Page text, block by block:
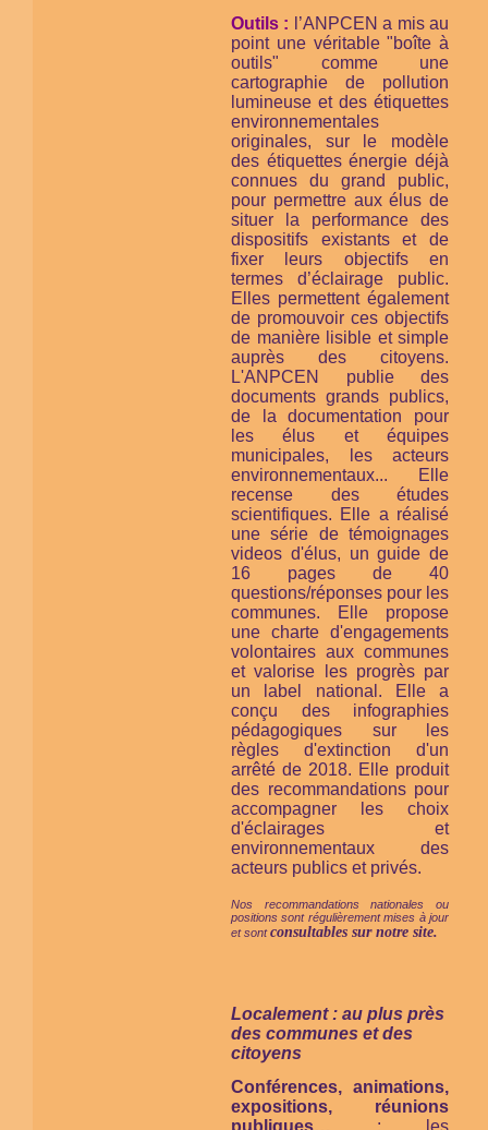
Outils :
l’ANPCEN a mis au
point une véritable "boîte à
outils" comme une
cartographie de pollution
lumineuse et des étiquettes
environnementales
originales, sur le modèle
des étiquettes énergie déjà
connues du grand public,
pour permettre aux élus de
situer la performance des
dispositifs existants et de
fixer leurs objectifs en
termes d’éclairage public.
Elles permettent également
de promouvoir ces objectifs
de manière lisible et simple
auprès des citoyens.
L'ANPCEN publie des
documents grands publics,
de la documentation pour
les élus et équipes
municipales, les acteurs
environnementaux... Elle
recense des études
scientifiques. Elle a réalisé
une série de témoignages
videos d'élus, un guide de
16 pages de 40
questions/réponses pour les
communes. Elle propose
une charte d'engagements
volontaires aux communes
et valorise les progrès par
un label national. Elle a
conçu des infographies
pédagogiques sur les
règles d'extinction d'un
arrêté de 2018. Elle produit
des recommandations pour
accompagner les choix
d'éclairages et
environnementaux des
acteurs publics et privés.
Nos recommandations nationales ou
positions sont régulièrement mises à jour
et sontconsultables sur notre site.
Localement : au plus près
des communes et des
citoyens
Conférences, animations,
expositions, réunions
publiques… : les